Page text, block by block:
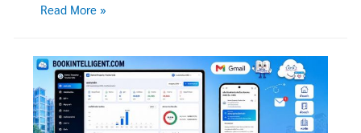
[Template
ดาวน์โหลด]
ระบบ
สต็
อก
Read More »